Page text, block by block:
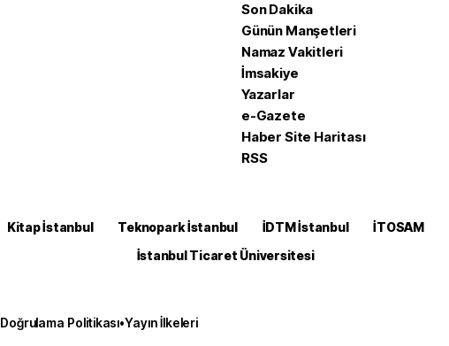
Son Dakika
Günün Manşetleri
Namaz Vakitleri
İmsakiye
Yazarlar
e-Gazete
Haber Site Haritası
RSS
Kitap İstanbul Teknopark İstanbul İDTM İstanbul İTOSAM
İstanbul Ticaret Üniversitesi
Doğrulama Politikası•Yayın İlkeleri